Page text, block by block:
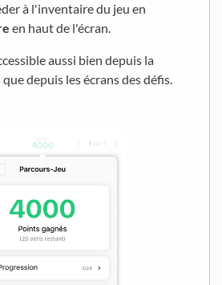
à l'inventaire du jeu en
en haut de l'écran.
aussi bien depuis la
depuis les écrans des défis.